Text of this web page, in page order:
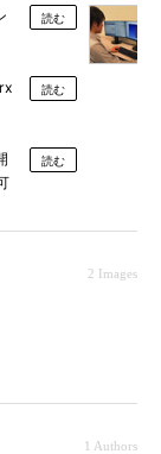
読む
読む
読む
2 Images
1 Authors